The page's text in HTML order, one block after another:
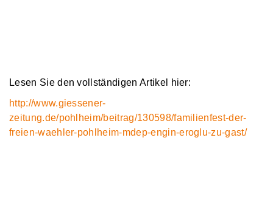
Lesen Sie den vollständigen Artikel hier:
http://www.giessener-
zeitung.de/pohlheim/beitrag/130598/familienfest-der-
freien-waehler-pohlheim-mdep-engin-eroglu-zu-gast/